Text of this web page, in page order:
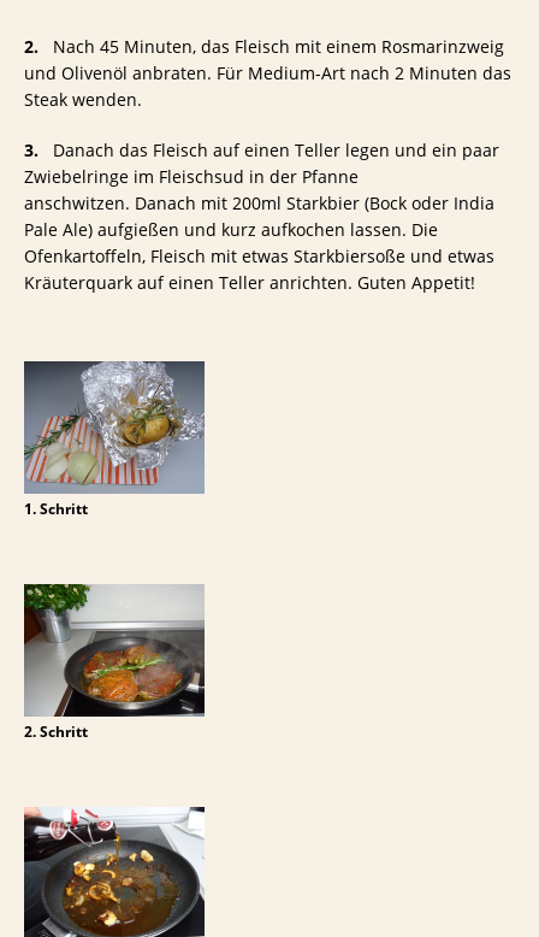
2.
Nach 45 Minuten, das Fleisch mit einem Rosmarinzweig
und Olivenöl anbraten. Für Medium-Art nach 2 Minuten das
Steak wenden.
3.
Danach das Fleisch auf einen Teller legen und ein paar
Zwiebelringe im Fleischsud in der Pfanne
anschwitzen. Danach mit 200ml Starkbier (Bock oder India
Pale Ale) aufgießen und kurz aufkochen lassen. Die
Ofenkartoffeln, Fleisch mit etwas Starkbiersoße und etwas
Kräuterquark auf einen Teller anrichten. Guten Appetit!
1. Schritt
2. Schritt